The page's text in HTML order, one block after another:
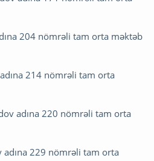
204 nömrəli tam orta məktəb
214 nömrəli tam orta
adına 220 nömrəli tam orta
adına 229 nömrəli tam orta